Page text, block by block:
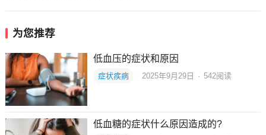
为您推荐
低血压的症状和原因
症状疾病 2025年9月29日 · 542阅读
低血糖的症状什么原因造成的?